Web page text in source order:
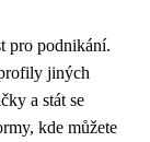
pro podnikání.
jiných
a stát se
kde můžete